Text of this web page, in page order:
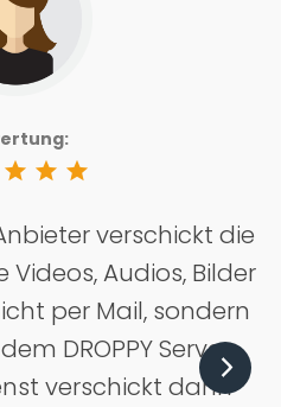
star star star
verschickt die
Audios, Bilder
per Mail, sondern
DROPPY Server
verschickt dann